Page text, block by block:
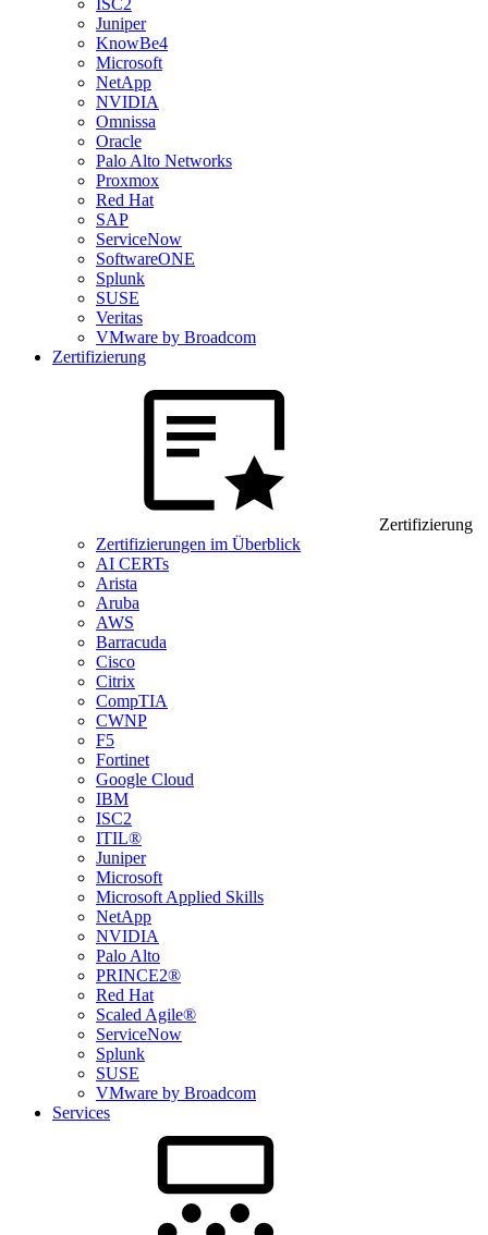
ISC2
Juniper
KnowBe4
Microsoft
NetApp
NVIDIA
Omnissa
Oracle
Palo Alto Networks
Proxmox
Red Hat
SAP
ServiceNow
SoftwareONE
Splunk
SUSE
Veritas
VMware by Broadcom
Zertifizierung
Zertifizierung
Zertifizierungen im Überblick
AI CERTs
Arista
Aruba
AWS
Barracuda
Cisco
Citrix
CompTIA
CWNP
F5
Fortinet
Google Cloud
IBM
ISC2
ITIL®
Juniper
Microsoft
Microsoft Applied Skills
NetApp
NVIDIA
Palo Alto
PRINCE2®
Red Hat
Scaled Agile®
ServiceNow
Splunk
SUSE
VMware by Broadcom
Services